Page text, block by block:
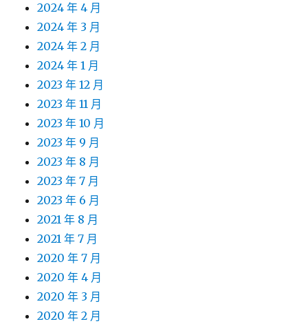
2024 年 4 月
2024 年 3 月
2024 年 2 月
2024 年 1 月
2023 年 12 月
2023 年 11 月
2023 年 10 月
2023 年 9 月
2023 年 8 月
2023 年 7 月
2023 年 6 月
2021 年 8 月
2021 年 7 月
2020 年 7 月
2020 年 4 月
2020 年 3 月
2020 年 2 月